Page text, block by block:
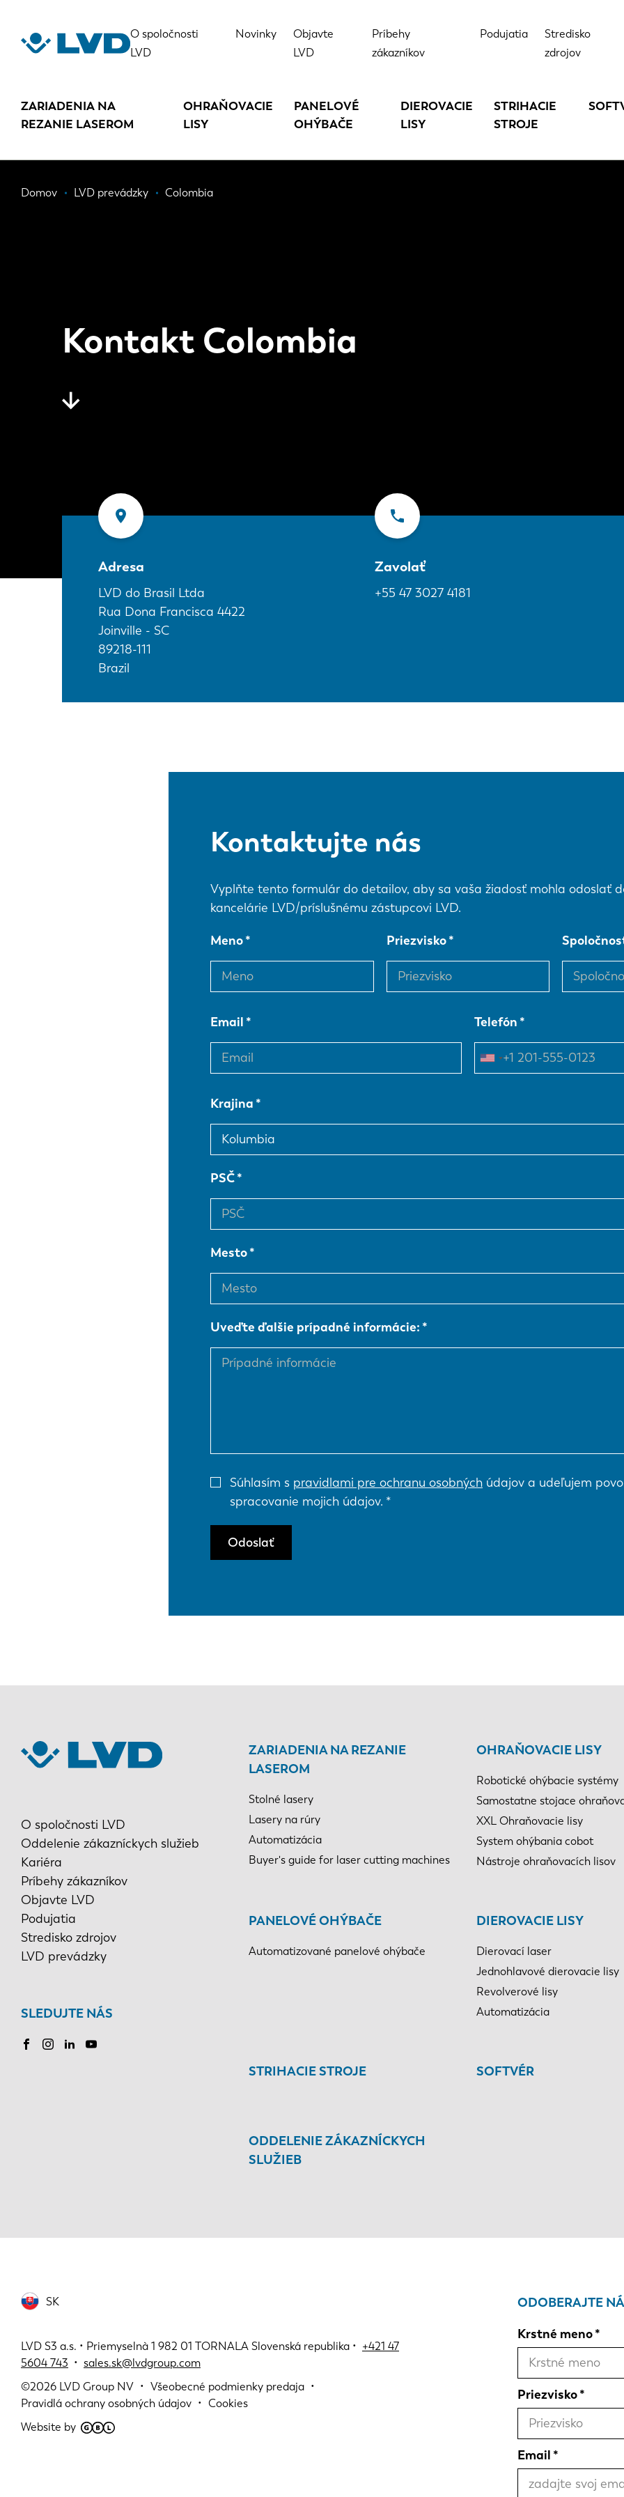
hlavný
O spoločnosti
LVD
Novinky
Objavte
LVD
Príbehy
zákazníkov
Podujatia
Stredisko
zdrojov
ZARIADENIA NA
REZANIE LASEROM
OHRAŇOVACIE
LISY
PANELOVÉ
OHÝBAČE
DIEROVACIE
LISY
STRIHACIE
STROJE
Omrvinka
Domov LVD prevádzky Colombia
Kontakt Colombia
Adresa
LVD do Brasil Ltda
Rua Dona Francisca 4422
Joinville - SC
89218-111
Brazil
Zavolať
+55 47 3027 4181
Kontaktujte nás
Vyplňte tento formulár do detailov, aby sa vaša žiadosť mohla odoslať
kancelárie LVD/príslušnému zástupcovi LVD.
Meno Priezvisko
Email Telefón
Krajina
PSČ
Mesto
Uveďte ďalšie prípadné informácie:
Súhlasím s pravidlami pre ochranu osobnýchúdajov a udeľujem
spracovanie mojich údajov.
Odoslať
O spoločnosti LVD
Oddelenie zákazníckych služieb
Kariéra
Príbehy zákazníkov
Objavte LVD
Podujatia
Stredisko zdrojov
LVD prevádzky
SLEDUJTE NÁS
ZARIADENIA NA REZANIE
LASEROM
Stolné lasery
Lasery na rúry
Automatizácia
Buyer's guide for laser cutting machines
OHRAŇOVACIE LISY
Robotické ohýbacie systémy
Samostatne stojace
XXL Ohraňovacie lisy
System ohýbania cobot
Nástroje ohraňovacích lisov
PANELOVÉ OHÝBAČE
Automatizované panelové ohýbače
DIEROVACIE LISY
Dierovací laser
Jednohlavové dierovacie lisy
Revolverové lisy
Automatizácia
STRIHACIE STROJE SOFTVÉR
ODDELENIE ZÁKAZNÍCKYCH
SLUŽIEB
SK
EN
LVD S3 a.s. • Priemyselnà 1 982 01 TORNALA Slovenská republika • +421 47
5604 743 • sales.sk@lvdgroup.com
©2026 LVD Group NV
Všeobecné podmienky predaja
Pravidlá ochrany osobných údajov
Cookies
Website by
ODOBERAJTE
Krstné meno
Priezvisko
Email